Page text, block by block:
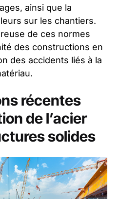
ainsi que la
sur les chantiers.
de ces normes
des constructions en
des accidents liés à la
récentes
de l’acier
solides